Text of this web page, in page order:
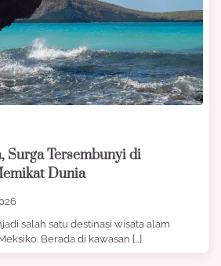
Surga Tersembunyi di
Dunia
salah satu destinasi wisata alam
Berada di kawasan […]